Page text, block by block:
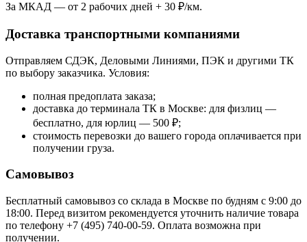
За МКАД — от 2 рабочих дней + 30 ₽/км.
Доставка транспортными компаниями
Отправляем СДЭК, Деловыми Линиями, ПЭК и другими ТК
по выбору заказчика. Условия:
полная предоплата заказа;
доставка до терминала ТК в Москве: для физлиц —
бесплатно, для юрлиц — 500 ₽;
стоимость перевозки до вашего города оплачивается при
получении груза.
Самовывоз
Бесплатный самовывоз со склада в Москве по будням с 9:00 до
18:00. Перед визитом рекомендуется уточнить наличие товара
по телефону +7 (495) 740-00-59. Оплата возможна при
получении.